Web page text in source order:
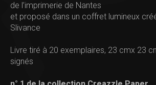
de l’imprimerie de Nantes
et proposé dans un coffret lumineux
Slivance
Livre tiré à 20 exemplaires, 23 cmx 23
signés